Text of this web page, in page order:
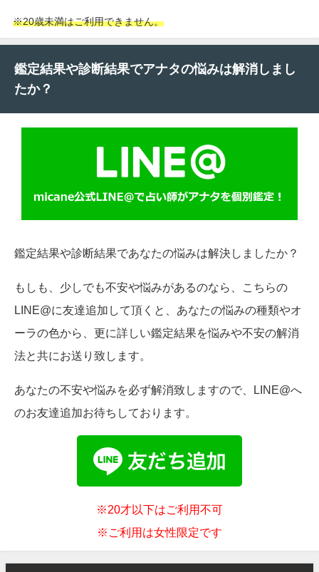
※20歳未満はご利用できません。
鑑定結果や診断結果でアナタの悩みは解消しまし
たか？
鑑定結果や診断結果であなたの悩みは解決しましたか？
もしも、少しでも不安や悩みがあるのなら、こちらの
LINE@に友達追加して頂くと、あなたの悩みの種類やオ
ーラの色から、更に詳しい鑑定結果を悩みや不安の解消
法と共にお送り致します。
あなたの不安や悩みを必ず解消致しますので、LINE@へ
のお友達追加お待ちしております。
※20才以下はご利用不可
※ご利用は女性限定です